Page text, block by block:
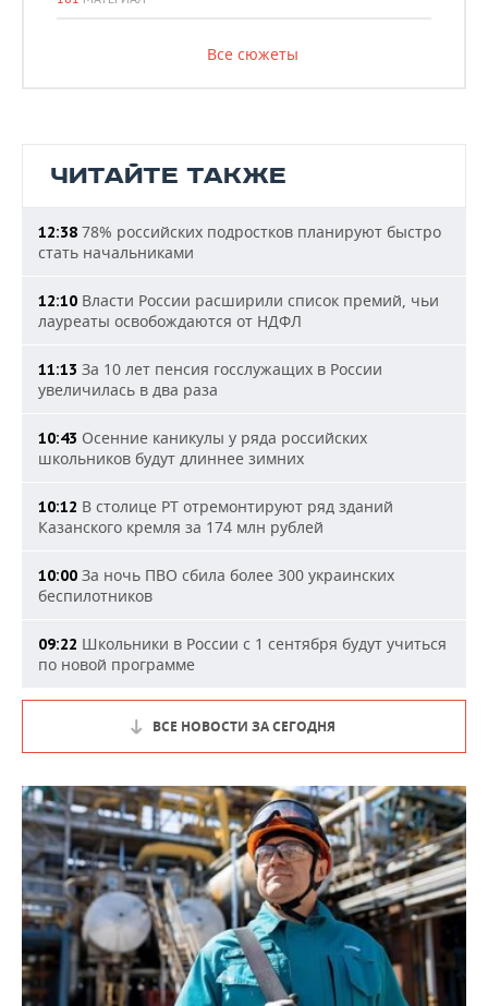
Все сюжеты
ЧИТАЙТЕ ТАКЖЕ
12:38 78% российских подростков планируют быстро
стать начальниками
12:10 Власти России расширили список премий, чьи
лауреаты освобождаются от НДФЛ
11:13 За 10 лет пенсия госслужащих в России
увеличилась в два раза
10:43 Осенние каникулы у ряда российских
школьников будут длиннее зимних
10:12 В столице РТ отремонтируют ряд зданий
Казанского кремля за 174 млн рублей
10:00 За ночь ПВО сбила более 300 украинских
беспилотников
09:22 Школьники в России с 1 сентября будут учиться
по новой программе
ВСЕ НОВОСТИ ЗА СЕГОДНЯ